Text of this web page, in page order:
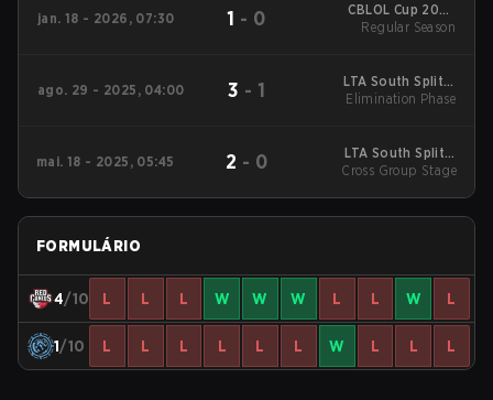
jan. 18 - 2026, 07:30 1 - 0
CBLOL Cup 2026
Regular Season
Regular Season
ago. 29 - 2025, 04:00 3 - 1
LTA South Split 3
2025 Elimination
Elimination Phase
mai. 18 - 2025, 05:45 2 - 0
LTA South Split 2
2025 Cross Group
Cross Group Stage
FORMULÁRIO
4/10 L L L W W W L L W L
1/10 L L L L L L W L L L